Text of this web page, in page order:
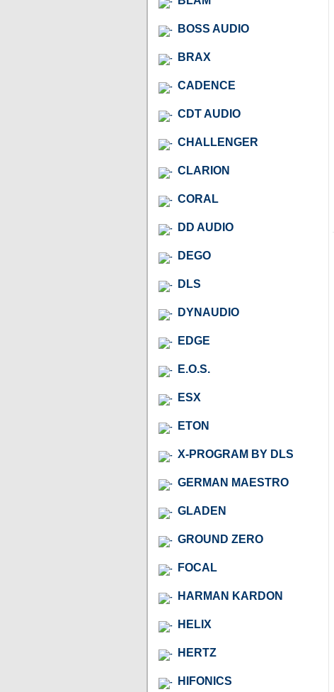
BOSS AUDIO
BRAX
CADENCE
CDT AUDIO
CHALLENGER
CLARION
CORAL
DD AUDIO
DEGO
DLS
DYNAUDIO
EDGE
E.O.S.
ESX
ETON
X-PROGRAM BY DLS
GERMAN MAESTRO
GLADEN
GROUND ZERO
FOCAL
HARMAN KARDON
HELIX
HERTZ
HIFONICS